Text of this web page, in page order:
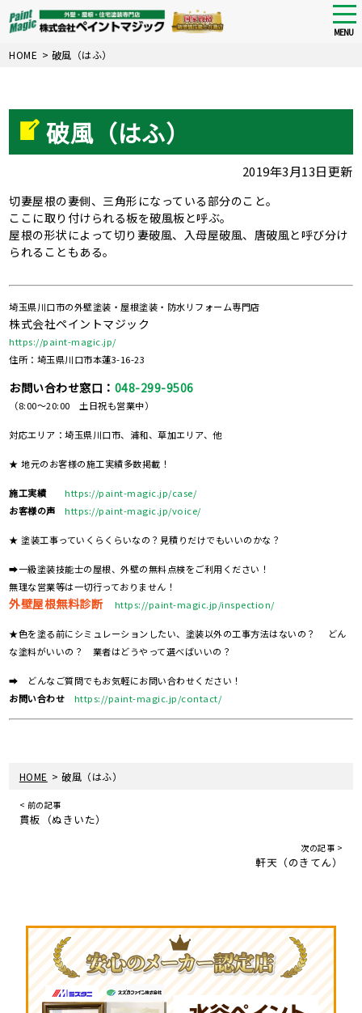
Skip
MENU
HOME > 破風（はふ）
破風（はふ）
2019年3月13日更新
切妻屋根の妻側、三角形になっている部分のこと。
ここに取り付けられる板を破風板と呼ぶ。
屋根の形状によって切り妻破風、入母屋破風、唐破風と呼び分け
られることもある。
埼玉県川口市の外壁塗装・屋根塗装・防水リフォーム専門店
株式会社ペイントマジック
https://paint-magic.jp/
住所：埼玉県川口市本蓮3-16-23
お問い合わせ窓口： 048-299-9506
（8:00～20:00 土日祝も営業中）
対応エリア：埼玉県川口市、浦和、草加エリア、他
★ 地元のお客様の施工実績多数掲載！
施工実績
https://paint-magic.jp/case/
お客様の声
https://paint-magic.jp/voice/
★ 塗装工事っていくらくらいなの？見積りだけでもいいのかな？
➡一級塗装技能士の屋根、外壁の無料点検をご利用ください！
無理な営業等は一切行っておりません！
外壁屋根無料診断 https://paint-magic.jp/inspection/
★色を塗る前にシミュレーションしたい、塗装以外の工事方法はないの？ どん
な塗料がいいの？ 業者はどうやって選べばいいの？
➡ どんなご質問でもお気軽にお問い合わせください！
お問い合わせ
https://paint-magic.jp/contact/
HOME >破風（はふ）
< 前の記事
貫板（ぬきいた）
次の記事 >
軒天（のきてん）